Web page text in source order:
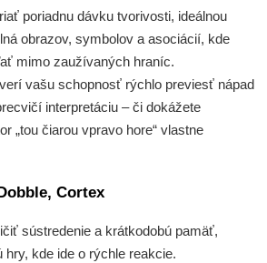
poriadnu dávku tvorivosti, ideálnou
obrazov, symbolov a asociácií, kde
mimo zaužívaných hraníc.
vašu schopnosť rýchlo previesť nápad
interpretáciu – či dokážete
„tou čiarou vpravo hore“ vlastne
Cortex
sústredenie a krátkodobú pamäť,
kde ide o rýchle reakcie.